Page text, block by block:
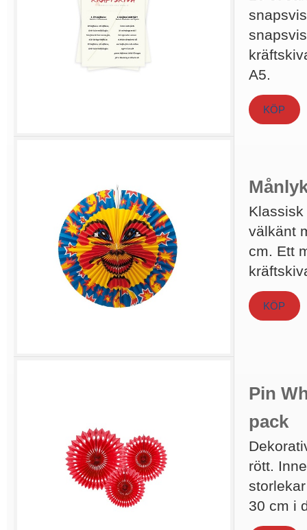
A5.
KÖP
välkänt
cm. Ett
KÖP
Pin
pack
rött.
30 cm i